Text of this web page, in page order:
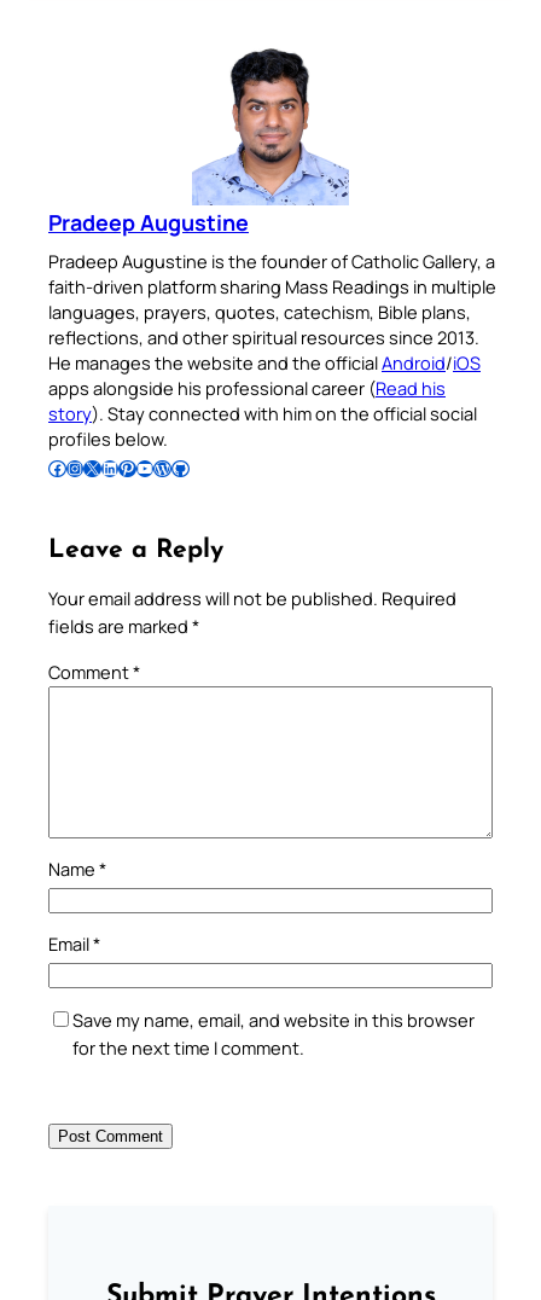
Pradeep Augustine
Pradeep Augustine is the founder of Catholic Gallery, a
faith-driven platform sharing Mass Readings in multiple
languages, prayers, quotes, catechism, Bible plans,
reflections, and other spiritual resources since 2013.
He manages the website and the officialAndroid/iOS
apps alongside his professional career (Read his
story). Stay connected with him on the official social
profiles below.
Follow Pradeep on Facebook Follow Pradeep on InstagramFollow Pradeep on X Follow Pradeep on LinkedIn Follow Pradeep on Pinterest Subscribe to Pradeep’s Youtube Channel Follow Pradeep on WordPress Follow Pradeep on GitHub
Leave a Reply
Your email address will not be published. Required
fields are marked *
Comment*
Name *
Email*
Save my name, email, and website in this browser
for the next time I comment.